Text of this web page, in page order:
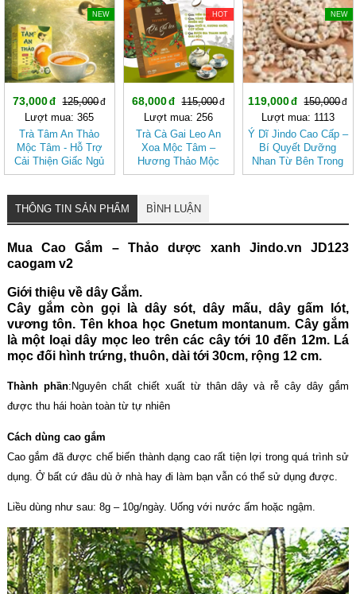
NEW
73,000
125,000
Lượt mua: 365
Trà Tâm An Thảo
Mộc Tâm - Hỗ Trợ
Cải Thiện Giấc Ngủ
(Hộp 30 túi lọc)
HOT
68,000
115,000
Lượt mua: 256
Trà Cà Gai Leo An
Xoa Mộc Tâm –
Hương Thảo Mộc
Cho Ngày Thư Thái
NEW
119,000
150,000
Lượt mua: 1113
Ý Dĩ Jindo Cao Cấp –
Bí Quyết Dưỡng
Nhan Từ Bên Trong
THÔNG TIN SẢN PHẨM BÌNH LUẬN
Mua Cao Gắm – Thảo dược xanh Jindo.vn JD123
caogam v2
Giới thiệu về dây Gắm.
Cây gắm còn gọi là dây sót, dây mấu, dây gấm lót,
vương tôn. Tên khoa học Gnetum montanum. Cây gắm
là một loại dây mọc leo trên các cây tới 10 đến 12m. Lá
mọc đối hình trứng, thuôn, dài tới 30cm, rộng 12 cm.
Thành phần:Nguyên chất chiết xuất từ thân dây và rễ cây dây gắm
được thu hái hoàn toàn từ tự nhiên
Cách dùng cao gắm
Cao gắm đã được chế biến thành dạng cao rất tiện lợi trong quá trình sử
dụng. Ở bất cứ đâu dù ở nhà hay đi làm bạn vẫn có thể sử dụng được.
Liều dùng như sau: 8g – 10g/ngày. Uống với nước ấm hoặc ngậm.